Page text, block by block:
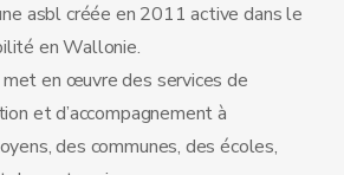
asbl créée en 2011 active dans le
en Wallonie.
en œuvre des services de
et d’accompagnement à
des communes, des écoles,